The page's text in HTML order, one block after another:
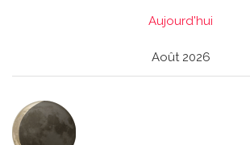
Aujourd'hui
Août 2026